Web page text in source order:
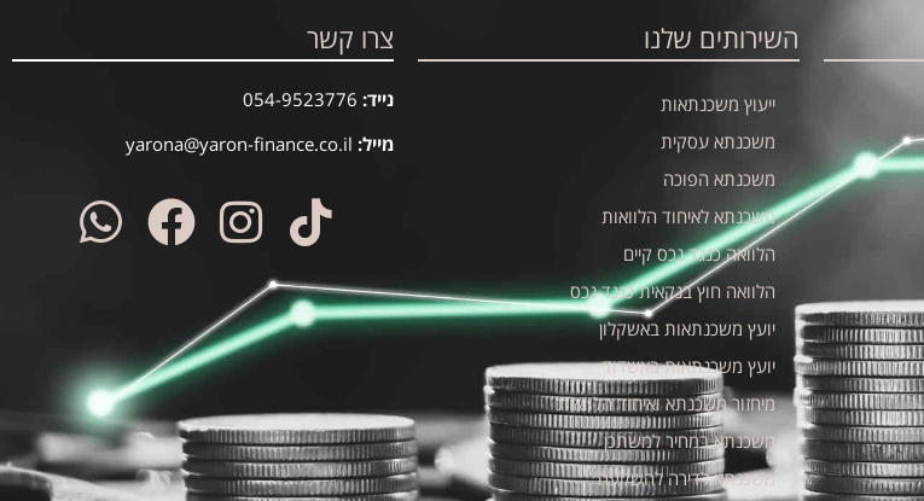
השירותים שלנו
ייעוץ משכנתאות
משכנתא עסקית
משכנתא הפוכה
משכנתא לאיחוד הלוואות
הלוואה כנגד נכס קיים
הלוואה חוץ בנקאית כנגד נכס
יועץ משכנתאות באשקלון
יועץ משכנתאות באשדוד
מיחזור משכנתא ואיחוד הלוואות
משכנתא במחיר למשתכן
משכנתא לדירה להשקעה
צרו קשר
נייד: 054-9523776
מייל: